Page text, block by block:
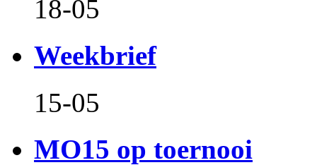
18-05
Weekbrief
15-05
MO15 op toernooi